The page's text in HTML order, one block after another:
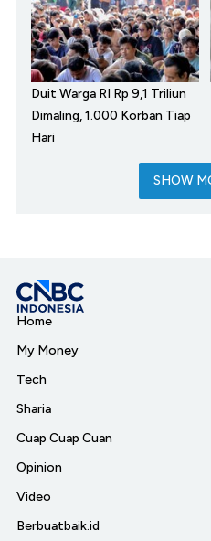
Duit Warga RI Rp 9,1 Triliun
Dimaling, 1.000 Korban Tiap
Hari
SHOW
Home
My Money
Tech
Sharia
Cuap Cuap Cuan
Opinion
Video
Berbuatbaik.id